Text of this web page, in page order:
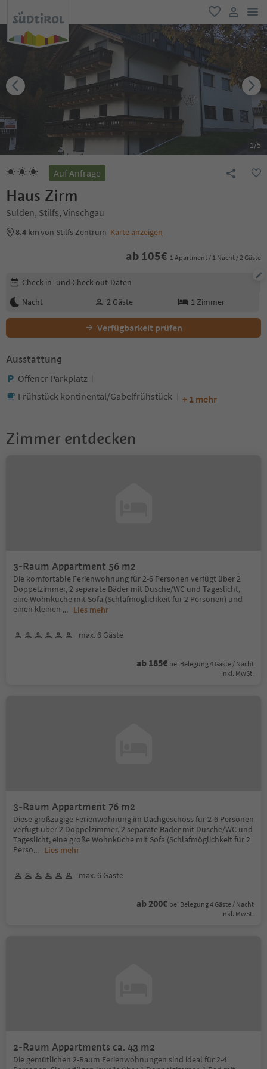
favorit
user link
1/5
Auf Anfrage
Haus Zirm
Sulden, Stilfs, Vinschgau
8.4 kmvon Stilfs Zentrum Karte anzeigen
ab 105€ 1 Apartment / 1 Nacht / 2 Gäste
Buchungsdetails bearbeiten
Check-in- und Check-out-Daten
Nacht
2 Gäste 1 Zimmer
Verfügbarkeit prüfen
Ausstattung
Offener Parkplatz
Frühstück kontinental/Gabelfrühstück
+ 1 mehr
Zimmer entdecken
3-Raum Appartment 56 m2
Die komfortable Ferienwohnung für 2-6 Personen verfügt über 2
Doppelzimmer, 2 separate Bäder mit Dusche/WC und Tageslicht,
eine Wohnküche mit Sofa (Schlafmöglichkeit für 2 Personen) und
einen kleinen ... Lies mehr
max. 6 Gäste
ab 185€ bei Belegung 4 Gäste / Nacht
Inkl. MwSt.
3-Raum Appartment 76 m2
Diese großzügige Ferienwohnung im Dachgeschoss für 2-6 Personen
verfügt über 2 Doppelzimmer, 2 separate Bäder mit Dusche/WC und
Tageslicht, eine große Wohnküche mit Sofa (Schlafmöglichkeit für 2
Perso... Lies mehr
max. 6 Gäste
ab 200€ bei Belegung 4 Gäste / Nacht
Inkl. MwSt.
2-Raum Appartments ca. 43 m2
Die gemütlichen 2-Raum Ferienwohnungen sind ideal für 2-4